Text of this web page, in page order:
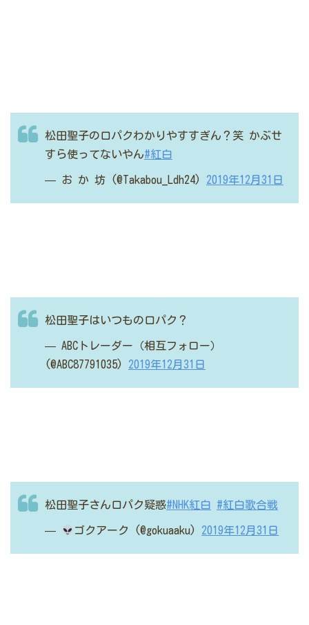
松田聖子の口パクわかりやすすぎん？笑 かぶせ
すら使ってないやん#紅白
— お か 坊 (@Takabou_Ldh24) 2019年12月31日
松田聖子はいつもの口パク？
— ABCトレーダー（相互フォロー）
(@ABC87791035) 2019年12月31日
松田聖子さん口パク疑惑#NHK紅白 #紅白歌合戦
— ゴクアーク (@gokuaaku) 2019年12月31日